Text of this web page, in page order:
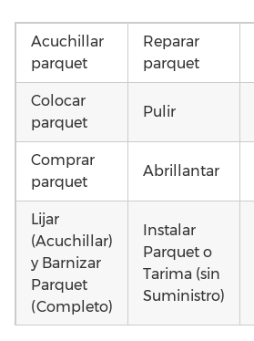
Acuchillar
parquet
Reparar
parquet
Colocar
parquet
Pulir
Comprar
parquet
Abrillantar
Lijar
(Acuchillar)
y Barnizar
Parquet
(Completo)
Instalar
Parquet o
Tarima (sin
Suministro)